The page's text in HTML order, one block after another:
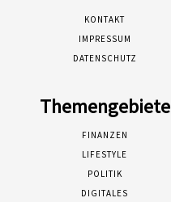
KONTAKT
IMPRESSUM
DATENSCHUTZ
Themengebiete
FINANZEN
LIFESTYLE
POLITIK
DIGITALES